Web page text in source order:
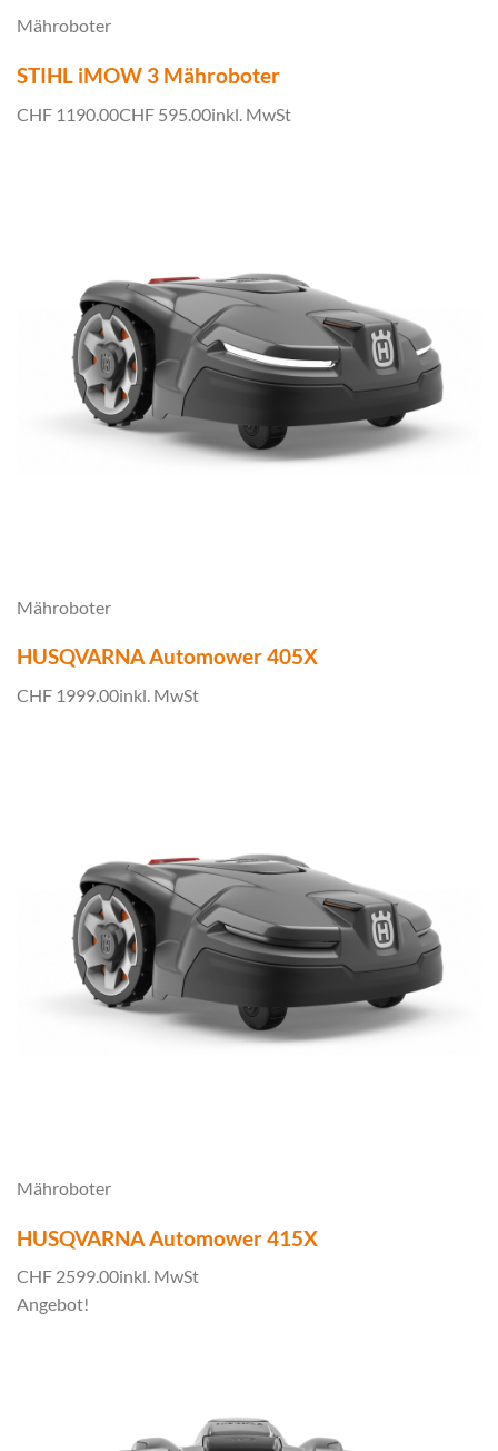
Mähroboter
STIHL iMOW 3 Mähroboter
CHF 1190.00CHF 595.00inkl. MwSt
Mähroboter
HUSQVARNA Automower 405X
CHF 1999.00inkl. MwSt
Mähroboter
HUSQVARNA Automower 415X
CHF 2599.00inkl. MwSt
Angebot!